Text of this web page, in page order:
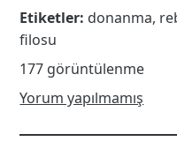
Etiketler: donanma,
filosu
177 görüntülenme
Yorum yapılmamış